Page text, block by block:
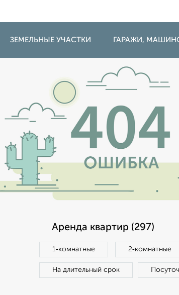
ЗЕМЕЛЬНЫЕ УЧАСТКИ ГАРАЖИ,
Аренда квартир (297)
1‑комнатные 2‑комнатные
На длительный срок